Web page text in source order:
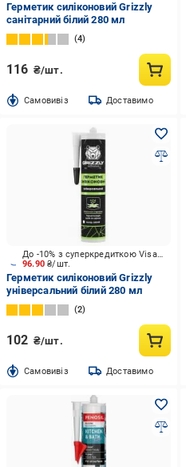
Герметик силіконовий Grizzly
санітарний білий 280 мл
4
116 ₴/шт.
Cамовивіз Доставимо
96.90₴/шт.
До -10% з суперкредиткою Visa Вигода
Герметик силіконовий Grizzly
універсальний білий 280 мл
2
102 ₴/шт.
Cамовивіз Доставимо